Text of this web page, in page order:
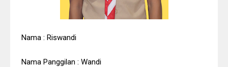
Nama : Riswandi
Nama Panggilan : Wandi